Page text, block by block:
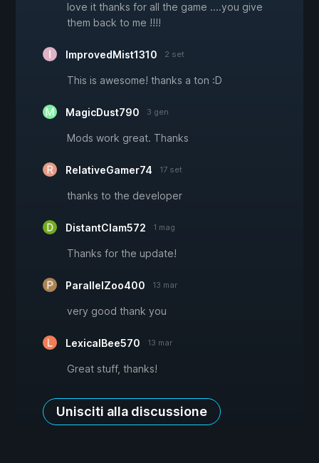
love it thanks for all the game ....you give
them back to me !!!!
ImprovedMist1310 2 set
This is awesome! thanks a ton :D
MagicDust790 3 gen
Mods work great. Thanks
RelativeGamer74 17 set
thanks to the developer
DistantClam572 1 mag
Thanks for the update!
ParallelZoo400 13 mar
very good thank you
LexicalBee570 13 mar
Great stuff, thanks!
Unisciti alla discussione